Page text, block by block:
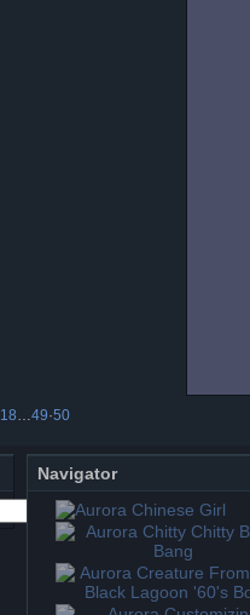
18 49·50
Navigator